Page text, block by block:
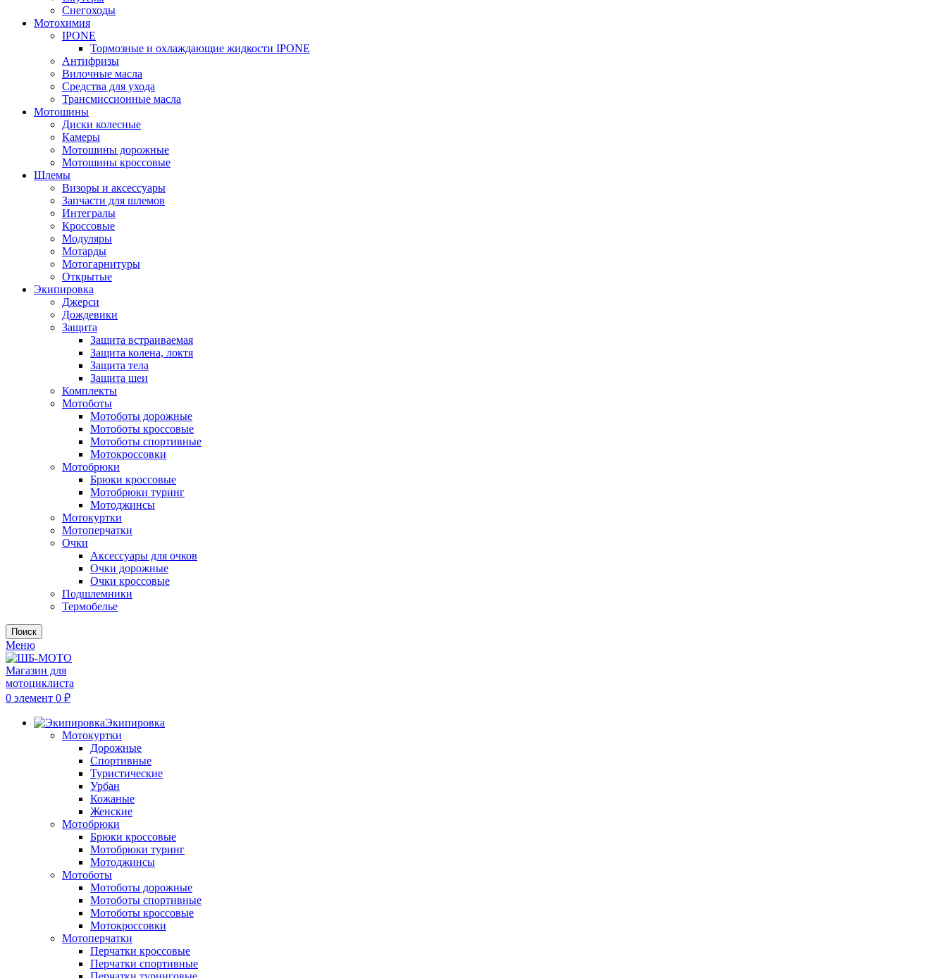
Снегоходы
Мотохимия
IPONE
Тормозные и охлаждающие жидкости IPONE
Антифризы
Вилочные масла
Средства для ухода
Трансмиссионные масла
Мотошины
Диски колесные
Камеры
Мотошины дорожные
Мотошины кроссовые
Шлемы
Визоры и аксессуары
Запчасти для шлемов
Интегралы
Кроссовые
Модуляры
Мотарды
Мотогарнитуры
Открытые
Экипировка
Джерси
Дождевики
Защита
Защита встраиваемая
Защита колена, локтя
Защита тела
Защита шеи
Комплекты
Мотоботы
Мотоботы дорожные
Мотоботы кроссовые
Мотоботы спортивные
Мотокроссовки
Мотобрюки
Брюки кроссовые
Мотобрюки туринг
Мотоджинсы
Мотокуртки
Мотоперчатки
Очки
Аксессуары для очков
Очки дорожные
Очки кроссовые
Подшлемники
Термобелье
Поиск
Меню
0 элемент 0 ₽
Экипировка
Мотокуртки
Дорожные
Спортивные
Туристические
Урбан
Кожаные
Женские
Мотобрюки
Брюки кроссовые
Мотобрюки туринг
Мотоджинсы
Мотоботы
Мотоботы дорожные
Мотоботы спортивные
Мотоботы кроссовые
Мотокроссовки
Мотоперчатки
Перчатки кроссовые
Перчатки спортивные